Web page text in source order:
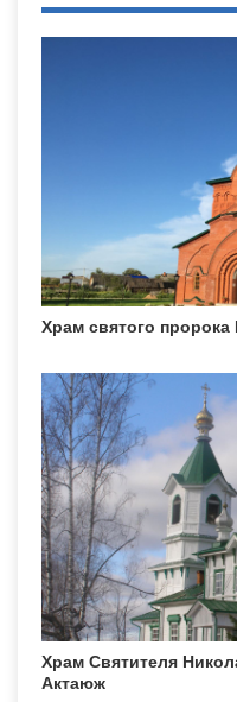
Храм святого
Храм Святителя
Актаюж